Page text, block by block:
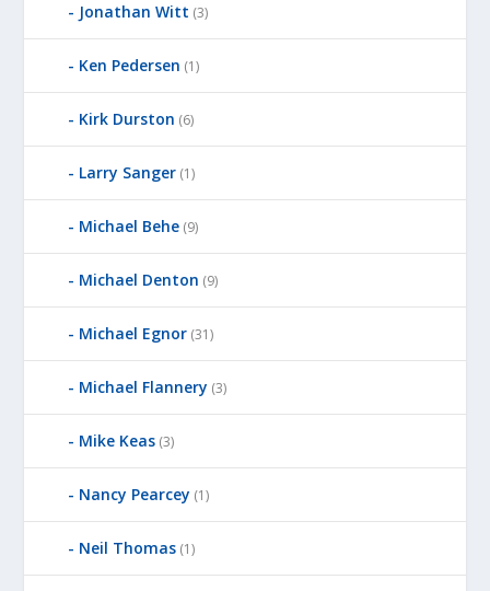
Jonathan Witt (3)
Ken Pedersen (1)
Kirk Durston (6)
Larry Sanger (1)
Michael Behe (9)
Michael Denton (9)
Michael Egnor (31)
Michael Flannery (3)
Mike Keas (3)
Nancy Pearcey (1)
Neil Thomas (1)